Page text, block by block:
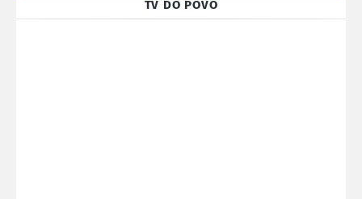
TV DO POVO